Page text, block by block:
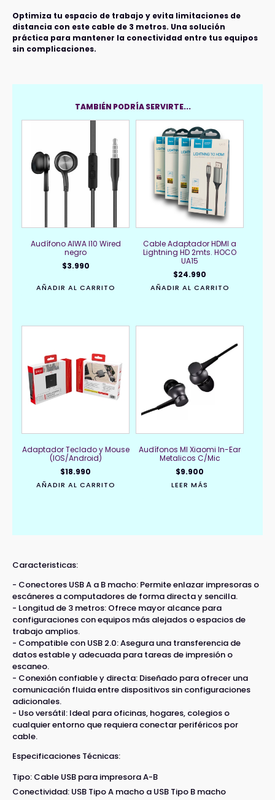
Optimiza tu espacio de trabajo y evita limitaciones de
distancia con este cable de 3 metros. Una solución
práctica para mantener la conectividad entre tus equipos
sin complicaciones.
TAMBIÉN PODRÍA SERVIRTE...
Audífono AIWA I10 Wired
negro
$3.990
AÑADIR AL CARRITO
Cable Adaptador HDMI a
Lightning HD 2mts. HOCO
UA15
$24.990
AÑADIR AL CARRITO
Adaptador Teclado y Mouse
(IOS/Android)
$18.990
AÑADIR AL CARRITO
Audífonos MI Xiaomi In-Ear
Metalicos C/Mic
$9.900
LEER MÁS
Caracteristicas:
- Conectores USB A a B macho: Permite enlazar impresoras o
escáneres a computadores de forma directa y sencilla.
- Longitud de 3 metros: Ofrece mayor alcance para
configuraciones con equipos más alejados o espacios de
trabajo amplios.
- Compatible con USB 2.0: Asegura una transferencia de
datos estable y adecuada para tareas de impresión o
escaneo.
- Conexión confiable y directa: Diseñado para ofrecer una
comunicación fluida entre dispositivos sin configuraciones
adicionales.
- Uso versátil: Ideal para oficinas, hogares, colegios o
cualquier entorno que requiera conectar periféricos por
cable.
Especificaciones Técnicas:
Tipo: Cable USB para impresora A-B
Conectividad: USB Tipo A macho a USB Tipo B macho